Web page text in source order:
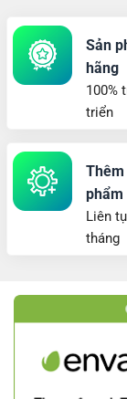
Sản
hãng
100%
triển
phẩm
Liên
tháng